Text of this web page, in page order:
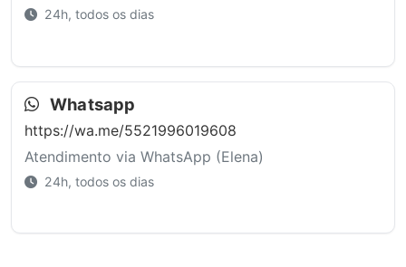
24h, todos os dias
Whatsapp
https://wa.me/5521996019608
Atendimento via WhatsApp (Elena)
24h, todos os dias